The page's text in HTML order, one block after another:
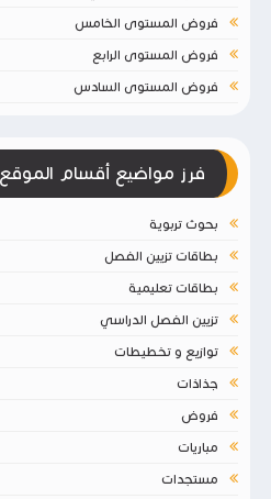
فروض المستوى الخامس
فروض المستوى الرابع
فروض المستوى السادس
فرز مواضيع أقسام الموقع
بحوث تربوية
بطاقات تزيين الفصل
بطاقات تعليمية
تزيين الفصل الدراسي
توازيع و تخطيطات
جذاذات
فروض
مباريات
مستجدات